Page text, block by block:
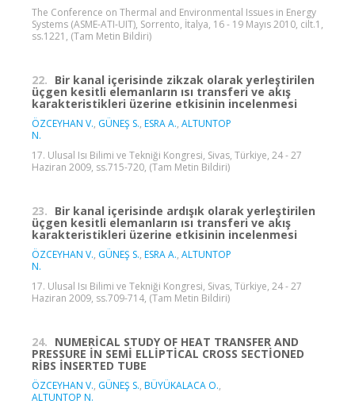
The Conference on Thermal and Environmental Issues in Energy
Systems (ASME-ATI-UIT), Sorrento, İtalya, 16 - 19 Mayıs 2010, cilt.1,
ss.1221, (Tam Metin Bildiri)
22. Bir kanal içerisinde zikzak olarak yerleştirilen
üçgen kesitli elemanların ısı transferi ve akış
karakteristikleri üzerine etkisinin incelenmesi
ÖZCEYHAN V., GÜNEŞ S., ESRA A., ALTUNTOP
N.
17. Ulusal Isı Bilimi ve Tekniği Kongresi, Sivas, Türkiye, 24 - 27
Haziran 2009, ss.715-720, (Tam Metin Bildiri)
23. Bir kanal içerisinde ardışık olarak yerleştirilen
üçgen kesitli elemanların ısı transferi ve akış
karakteristikleri üzerine etkisinin incelenmesi
ÖZCEYHAN V., GÜNEŞ S., ESRA A., ALTUNTOP
N.
17. Ulusal Isı Bilimi ve Tekniği Kongresi, Sivas, Türkiye, 24 - 27
Haziran 2009, ss.709-714, (Tam Metin Bildiri)
24. NUMERİCAL STUDY OF HEAT TRANSFER AND
PRESSURE İN SEMİ ELLİPTİCAL CROSS SECTİONED
RİBS İNSERTED TUBE
ÖZCEYHAN V., GÜNEŞ S., BÜYÜKALACA O.,
ALTUNTOP N.